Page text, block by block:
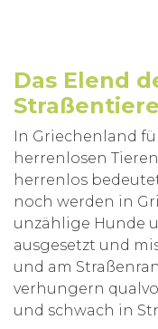
Das Elend
Straßentiere
In Griechenland
herrenlosen
herrenlos
noch werden in
unzählige Hunde
ausgesetzt und
und am
verhungern
und schwach in